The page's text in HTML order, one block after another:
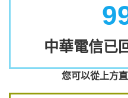
中華電信已
您可以從上方